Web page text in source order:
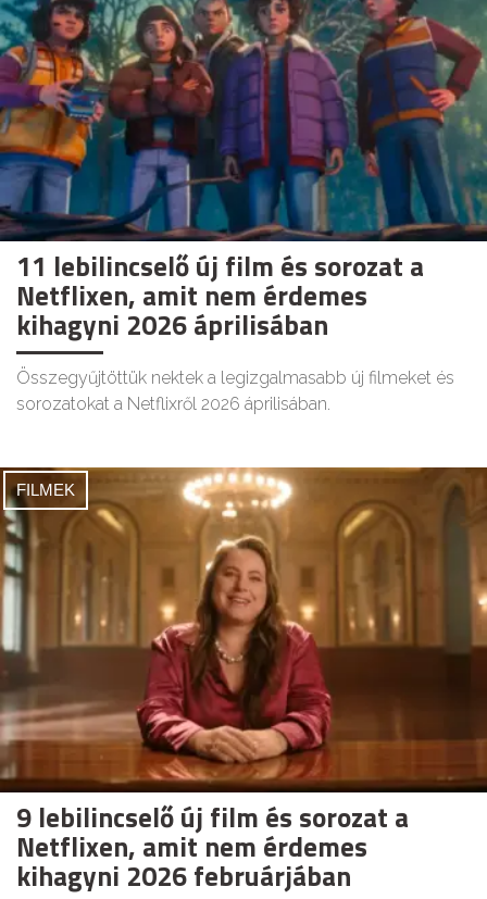
11 lebilincselő új film és sorozat a
Netflixen, amit nem érdemes
kihagyni 2026 áprilisában
Összegyűjtöttük nektek a legizgalmasabb új filmeket és
sorozatokat a Netflixről 2026 áprilisában.
FILMEK
9 lebilincselő új film és sorozat a
Netflixen, amit nem érdemes
kihagyni 2026 februárjában